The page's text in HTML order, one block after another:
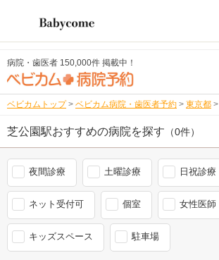
病院・歯医者 150,000件 掲載中！
ベビカムトップ > ベビカム病院・歯医者予約 > 東京都 >
芝公園駅おすすめの病院を探す （0件）
夜間診療 土曜診療 日祝診療
ネット受付可 個室 女性医師
キッズスペース 駐車場